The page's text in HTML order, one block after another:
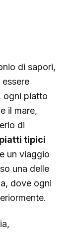
di sapori,
ogni piatto
il mare,
di
piatti tipici
un viaggio
una delle
dove ogni